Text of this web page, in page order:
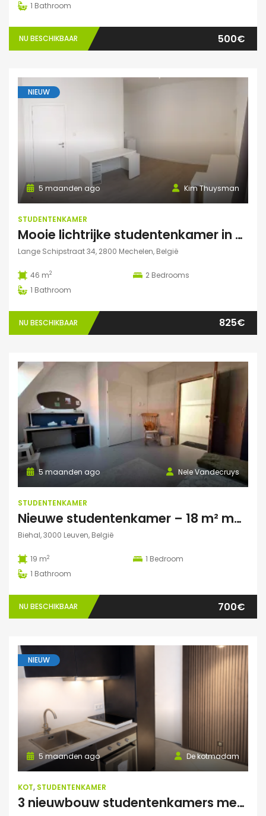
1 Bathroom
NU BESCHIKBAAR 500€
NIEUW
Kim Thuysman
5 maanden ago
STUDENTENKAMER
Mooie lichtrijke studentenkamer in hartje Mechelen! (46m2, 2 pers mogelijk)
Lange Schipstraat 34, 2800 Mechelen, België
46 m2 2 Bedrooms
1 Bathroom
NU BESCHIKBAAR 825€
Nele Vandecruys
5 maanden ago
STUDENTENKAMER
Nieuwe studentenkamer – 18 m² met privé autoparking – op 5 min fietsafstand van Campus Gasthuisberg
Biehal, 3000 Leuven, België
19 m2 1 Bedroom
1 Bathroom
NU BESCHIKBAAR 700€
NIEUW
De kotmadam
5 maanden ago
KOT, STUDENTENKAMER
3 nieuwbouw studentenkamers met eigen sanitair